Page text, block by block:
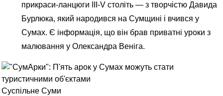
прикраси-ланцюги III-V століть — з творчістюДавида
Бурлюка, який народився на Сумщині і вчився у
Сумах. Є інформація, що він брав приватні уроки з
малювання у Олександра Веніга.
Суспільне Суми